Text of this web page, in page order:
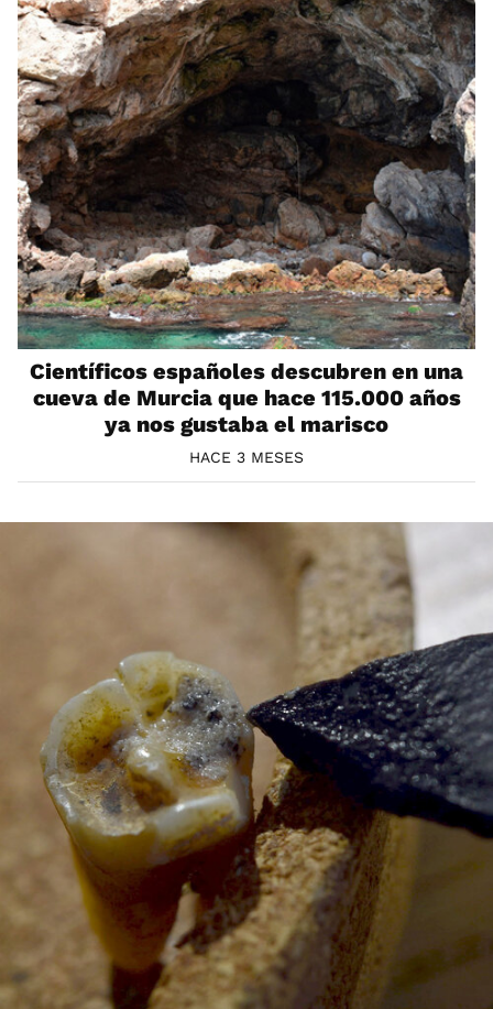
Científicos españoles descubren en una
cueva de Murcia que hace 115.000 años
ya nos gustaba el marisco
HACE 3 MESES